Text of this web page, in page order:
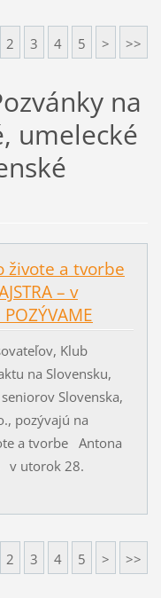
2 3 4 5 > >>
na
umelecké
živote a tvorbe
– v
Klub
na Slovensku,
Slovenska,
pozývajú na
a tvorbe Antona
v utorok 28.
2 3 4 5 > >>